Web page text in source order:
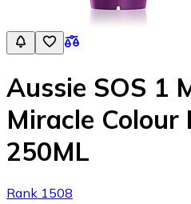
Aussie SOS 1
Miracle Colour
250ML
Rank 1508